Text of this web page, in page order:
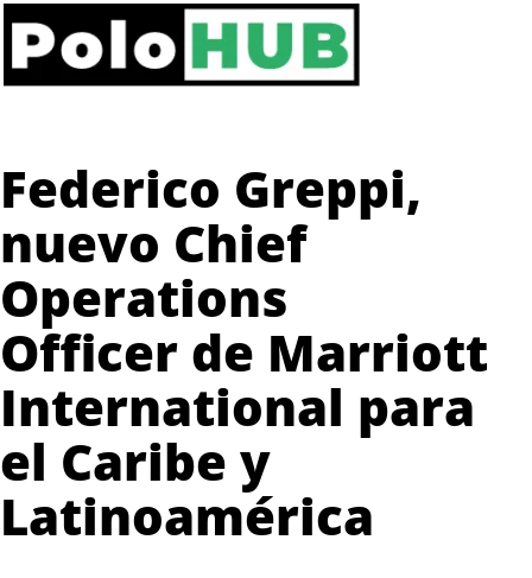
Federico Greppi,
nuevo Chief
Operations
Officer de Marriott
International para
el Caribe y
Latinoamérica